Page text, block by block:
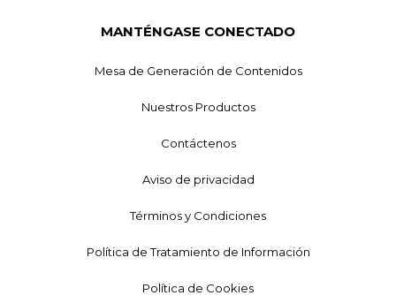
MANTÉNGASE CONECTADO
Mesa de Generación de Contenidos
Nuestros Productos
Contáctenos
Aviso de privacidad
Términos y Condiciones
Política de Tratamiento de Información
Política de Cookies